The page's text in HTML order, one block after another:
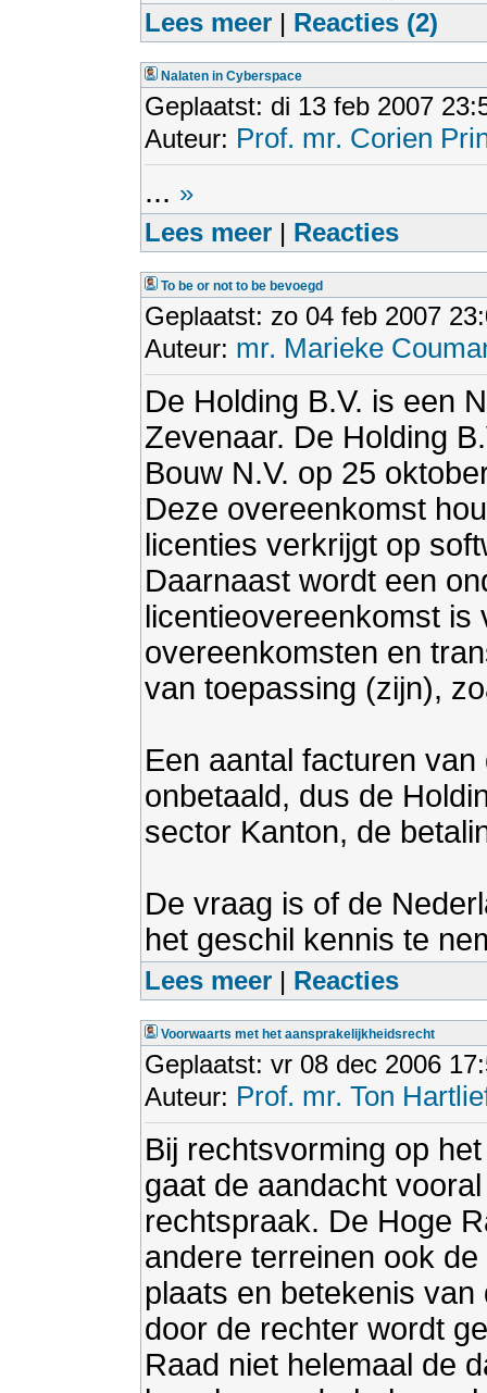
Lees meer | Reacties (2)
Nalaten in Cyberspace
Geplaatst: di 13 feb 2007
Auteur: Prof. mr. Corien
... »
Lees meer | Reacties
To be or not to be bevoegd
Geplaatst: zo 04 feb 2007
Auteur: mr. Marieke
De Holding B.V. is een
Zevenaar. De Holding
Bouw N.V. op 25
Deze overeenkomst
licenties verkrijgt op
Daarnaast wordt een
licentieovereenkomst is
overeenkomsten en
van toepassing (zijn),
Een aantal facturen
onbetaald, dus de
sector Kanton, de
De vraag is of de
het geschil kennis te
Lees meer | Reacties
Voorwaarts met het aansprakelijkheidsrecht
Geplaatst: vr 08 dec 2006
Auteur: Prof. mr. Ton
Bij rechtsvorming op
gaat de aandacht
rechtspraak. De Hoge
andere terreinen ook
plaats en betekenis
door de rechter wordt
Raad niet helemaal de